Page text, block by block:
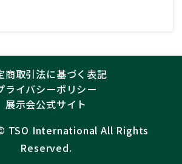
商取引法に基づく表記
ライバシーポリシー
展示会公式サイト
TSO International All Rights
Reserved.